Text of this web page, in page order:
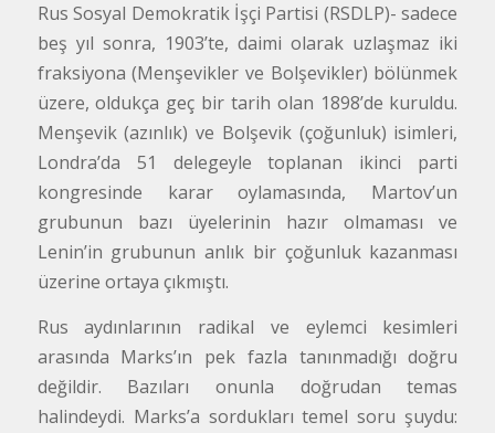
Rus Sosyal Demokratik İşçi Partisi (RSDLP)- sadece
beş yıl sonra, 1903’te, daimi olarak uzlaşmaz iki
fraksiyona (Menşevikler ve Bolşevikler) bölünmek
üzere, oldukça geç bir tarih olan 1898’de kuruldu.
Menşevik (azınlık) ve Bolşevik (çoğunluk) isimleri,
Londra’da 51 delegeyle toplanan ikinci parti
kongresinde karar oylamasında, Martov’un
grubunun bazı üyelerinin hazır olmaması ve
Lenin’in grubunun anlık bir çoğunluk kazanması
üzerine ortaya çıkmıştı.
Rus aydınlarının radikal ve eylemci kesimleri
arasında Marks’ın pek fazla tanınmadığı doğru
değildir. Bazıları onunla doğrudan temas
halindeydi. Marks’a sordukları temel soru şuydu: